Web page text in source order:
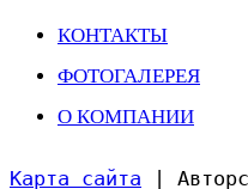
КОНТАКТЫ
ФОТОГАЛЕРЕЯ
О КОМПАНИИ
Карта сайта |